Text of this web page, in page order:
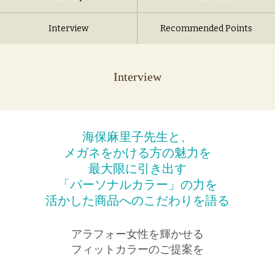
Interview Recommended Points
Interview
海保麻里子先生と、
メガネをかける方の魅力を
最大限に引き出す
「パーソナルカラー」の力を
活かした商品へのこだわりを語る
アラフォー女性を輝かせる
フィットカラーのご提案を